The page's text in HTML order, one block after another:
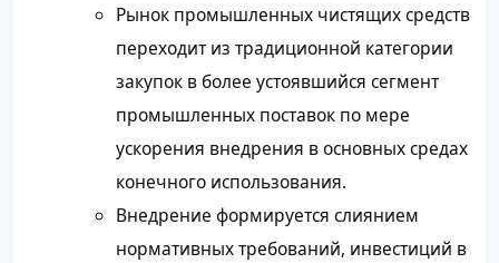
Рынок промышленных чистящих средств
переходит из традиционной категории
закупок в более устоявшийся сегмент
промышленных поставок по мере
ускорения внедрения в основных средах
конечного использования.
Внедрение формируется слиянием
нормативных требований, инвестиций в